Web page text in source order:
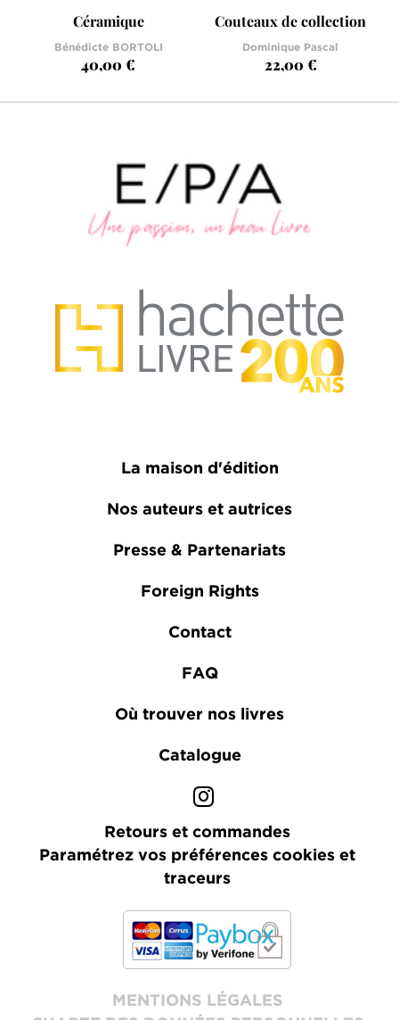
Céramique
Bénédicte BORTOLI
40,00 €
Couteaux de collection
Dominique Pascal
22,00 €
La maison d'édition
Nos auteurs et autrices
Presse & Partenariats
Foreign Rights
Contact
FAQ
Où trouver nos livres
Catalogue
Retours et commandes
Paramétrez vos préférences cookies et
traceurs
MENTIONS LÉGALES